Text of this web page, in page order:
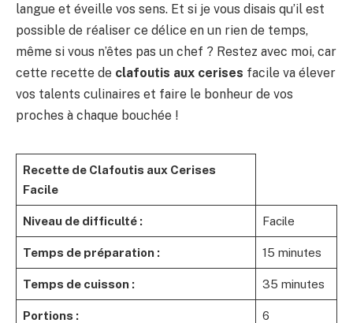
langue et éveille vos sens. Et si je vous disais qu’il est
possible de réaliser ce délice en un rien de temps,
même si vous n’êtes pas un chef ? Restez avec moi, car
cette recette de clafoutis aux cerises facile va élever
vos talents culinaires et faire le bonheur de vos
proches à chaque bouchée !
Recette de Clafoutis aux Cerises
Facile
Niveau de difficulté : Facile
Temps de préparation : 15 minutes
Temps de cuisson : 35 minutes
Portions :
6